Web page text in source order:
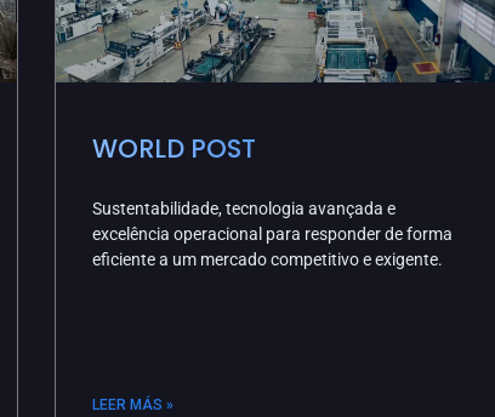
WORLD POST
Sustentabilidade, tecnologia avançada e
excelência operacional para responder de forma
eficiente a um mercado competitivo e exigente.
LEER MÁS »